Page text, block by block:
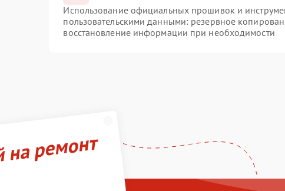
Использование официальных прошивок и
пользовательскими данными: резервное
восстановление информации при необходимости
ремонт